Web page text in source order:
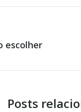
escolher
Posts